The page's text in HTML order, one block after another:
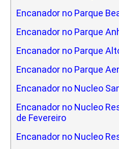
Encanador no Parque
Encanador no Parque
Encanador no Parque
Encanador no Parque
Encanador no Nucleo
Encanador no Nucleo
de Fevereiro
Encanador no Nucleo